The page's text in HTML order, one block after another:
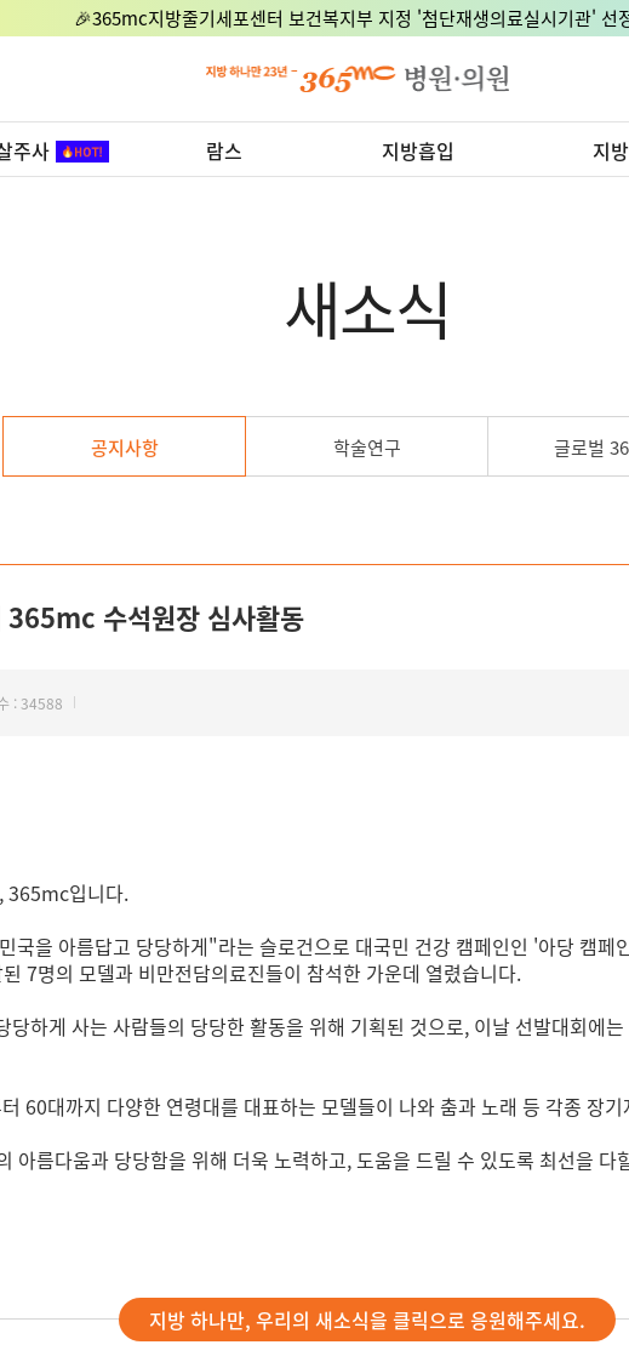
🎉365mc지방줄기세포센터 보건복지부 지정 '첨단재생의료실시기관' 선
주사 람스 지방흡입 지
새소식
공지사항 학술연구 글로벌
365mc 수석원장 심사활동
: 34588
365mc입니다.
국을 아름답고 당당하게"라는 슬로건으로 대국민 건강 캠페인인 '아당 캠
7명의 모델과 비만전담의료진들이 참석한 가운데 열렸습니다.
당하게 사는 사람들의 당당한 활동을 위해 기획된 것으로, 이날 선발대회에
60대까지 다양한 연령대를 대표하는 모델들이 나와 춤과 노래 등 각종 장
아름다움과 당당함을 위해 더욱 노력하고, 도움을 드릴 수 있도록 최선을 다
지방 하나만, 우리의 새소식을 클릭으로 응원해주세요.